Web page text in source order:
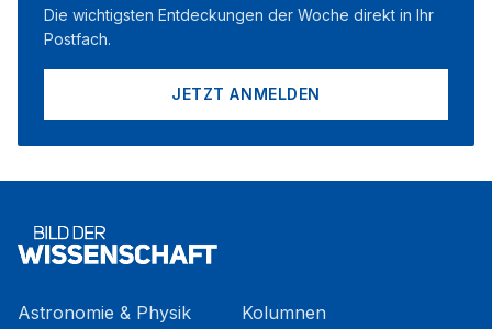
Die wichtigsten Entdeckungen der Woche direkt in Ihr
Postfach.
JETZT ANMELDEN
Astronomie & Physik
Kolumnen